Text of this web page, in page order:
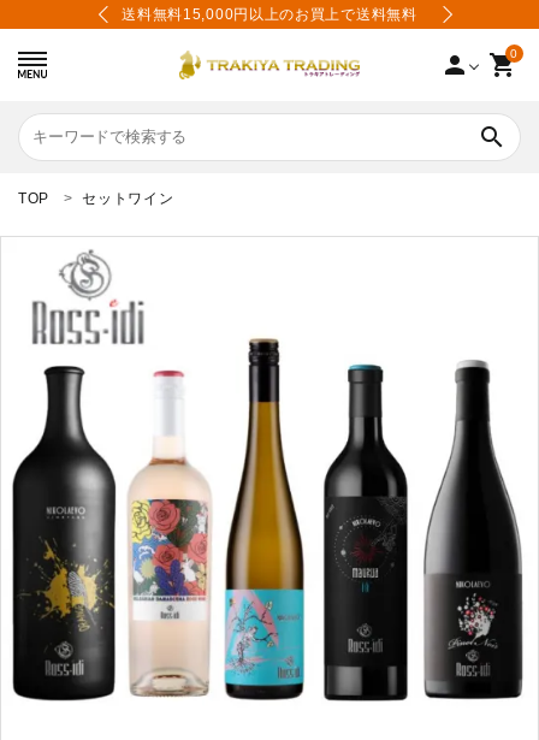
送料無料15,000円以上のお買上で送料無料
person 0
shopping_cart
search
カテゴリーから選ぶ
価格から選ぶ
会員登録
会社案内
お問い合わせ
INFORMATIOM
ACCOUNT MENU
ようこそ ゲスト 様
TOP セットワイン